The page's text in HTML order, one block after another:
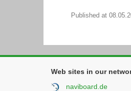
Published at
Web sites in our
naviboard.de